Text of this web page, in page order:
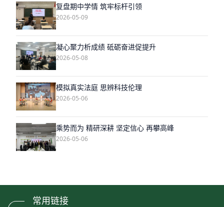
复盘期中学情 筑牢标杆引领
2026-05-09
凝心聚力析成绩 砥砺奋进促提升
2026-05-08
模拟真实法庭 思辨科技伦理
2026-05-06
乘势而为 精研深耕 坚定信心 再攀高峰
2026-05-06
常用链接